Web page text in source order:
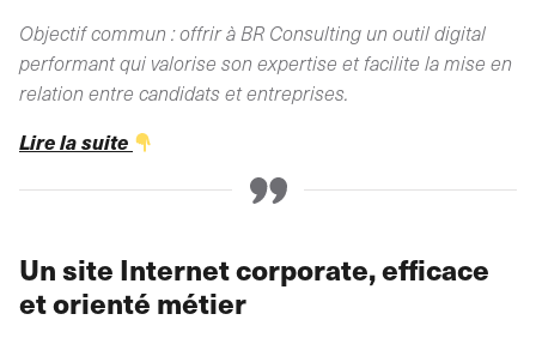
Objectif commun : offrir à BR Consulting un outil digital
performant qui valorise son expertise et facilite la mise en
relation entre candidats et entreprises.
Lire la suite
Un site Internet corporate, efficace
et orienté métier